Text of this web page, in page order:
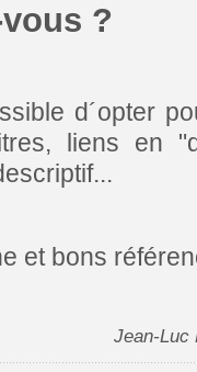
?
d´opter
liens en
et bons
Jean-Luc